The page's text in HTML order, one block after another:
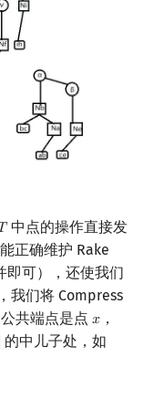
中点的操作直接发
正确维护 Rake
即可），还使我们
我们将 Compress
共端点是点 𝑥
x ，
的中儿子处，如